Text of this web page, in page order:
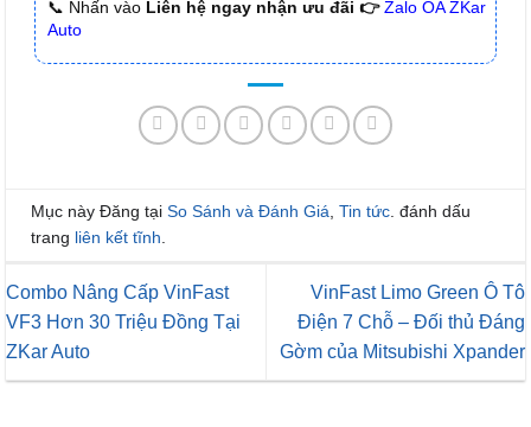
📞 Nhấn vào Liên hệ ngay nhận ưu đãi 👉 Zalo OA ZKar
Auto
Mục này Đăng tại So Sánh và Đánh Giá, Tin tức. đánh dấu
trang liên kết tĩnh.
Combo Nâng Cấp VinFast
VF3 Hơn 30 Triệu Đồng Tại
ZKar Auto
VinFast Limo Green Ô Tô
Điện 7 Chỗ – Đối thủ Đáng
Gờm của Mitsubishi Xpander